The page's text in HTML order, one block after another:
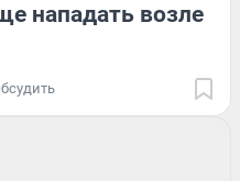
нападать возле